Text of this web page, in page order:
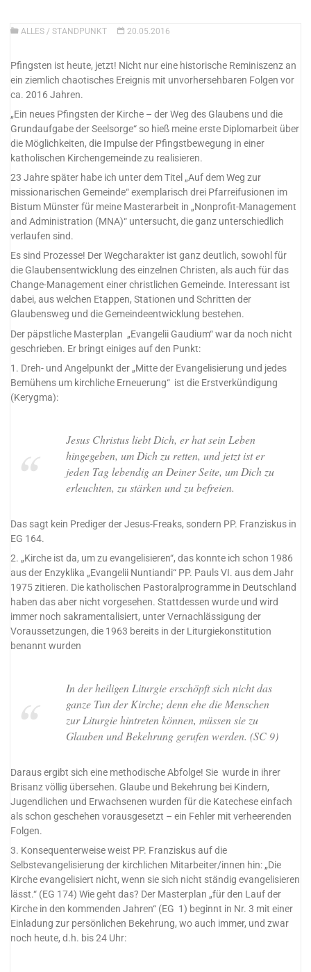
ALLES / STANDPUNKT 20.05.2016
Pfingsten ist heute, jetzt! Nicht nur eine historische Reminiszenz an
ein ziemlich chaotisches Ereignis mit unvorhersehbaren Folgen vor
ca. 2016 Jahren.
„Ein neues Pfingsten der Kirche – der Weg des Glaubens und die
Grundaufgabe der Seelsorge“ so hieß meine erste Diplomarbeit über
die Möglichkeiten, die Impulse der Pfingstbewegung in einer
katholischen Kirchengemeinde zu realisieren.
23 Jahre später habe ich unter dem Titel „Auf dem Weg zur
missionarischen Gemeinde“ exemplarisch drei Pfarreifusionen im
Bistum Münster für meine Masterarbeit in „Nonprofit-Management
and Administration (MNA)“ untersucht, die ganz unterschiedlich
verlaufen sind.
Es sind Prozesse! Der Wegcharakter ist ganz deutlich, sowohl für
die Glaubensentwicklung des einzelnen Christen, als auch für das
Change-Management einer christlichen Gemeinde. Interessant ist
dabei, aus welchen Etappen, Stationen und Schritten der
Glaubensweg und die Gemeindeentwicklung bestehen.
Der päpstliche Masterplan „Evangelii Gaudium“ war da noch nicht
geschrieben. Er bringt einiges auf den Punkt:
1. Dreh- und Angelpunkt der „Mitte der Evangelisierung und jedes
Bemühens um kirchliche Erneuerung“ ist die Erstverkündigung
(Kerygma):
Jesus Christus liebt Dich, er hat sein Leben
hingegeben, um Dich zu retten, und jetzt ist er
jeden Tag lebendig an Deiner Seite, um Dich zu
erleuchten, zu stärken und zu befreien.
Das sagt kein Prediger der Jesus-Freaks, sondern PP. Franziskus in
EG 164.
2. „Kirche ist da, um zu evangelisieren“, das konnte ich schon 1986
aus der Enzyklika „Evangelii Nuntiandi“ PP. Pauls VI. aus dem Jahr
1975 zitieren. Die katholischen Pastoralprogramme in Deutschland
haben das aber nicht vorgesehen. Stattdessen wurde und wird
immer noch sakramentalisiert, unter Vernachlässigung der
Voraussetzungen, die 1963 bereits in der Liturgiekonstitution
benannt wurden
In der heiligen Liturgie erschöpft sich nicht das
ganze Tun der Kirche; denn ehe die Menschen
zur Liturgie hintreten können, müssen sie zu
Glauben und Bekehrung gerufen werden. (SC 9)
Daraus ergibt sich eine methodische Abfolge! Sie wurde in ihrer
Brisanz völlig übersehen. Glaube und Bekehrung bei Kindern,
Jugendlichen und Erwachsenen wurden für die Katechese einfach
als schon geschehen vorausgesetzt – ein Fehler mit verheerenden
Folgen.
3. Konsequenterweise weist PP. Franziskus auf die
Selbstevangelisierung der kirchlichen Mitarbeiter/innen hin: „Die
Kirche evangelisiert nicht, wenn sie sich nicht ständig evangelisieren
lässt.“ (EG 174) Wie geht das? Der Masterplan „für den Lauf der
Kirche in den kommenden Jahren“ (EG 1) beginnt in Nr. 3 mit einer
Einladung zur persönlichen Bekehrung, wo auch immer, und zwar
noch heute, d.h. bis 24 Uhr: